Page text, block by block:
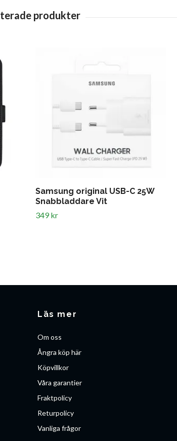
Samsung original USB-C 25W
Snabbladdare Vit
349 kr
Läs mer
Om oss
Ångra köp här
Köpvillkor
Våra garantier
Fraktpolicy
Returpolicy
Vanliga frågor